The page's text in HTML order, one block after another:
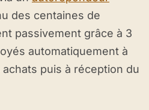
des centaines de
passivement grâce à 3
automatiquement à
puis à réception du